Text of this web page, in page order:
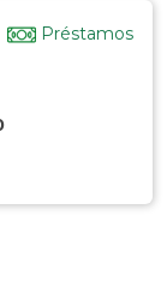
Préstamos